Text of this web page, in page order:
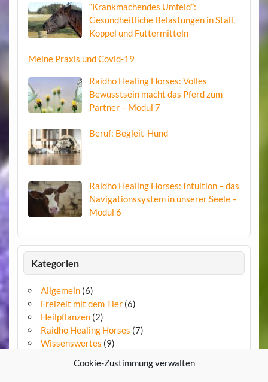
Cookie-Zustimmung verwalten
“Krankmachendes Umfeld”:
Gesundheitliche Belastungen in Stall,
Koppel und Futtermitteln
Meine Praxis und Covid-19
Raidho Healing Horses: Volles
Bewusstsein macht das Pferd zum
Partner – Modul 7
Beruf: Begleit-Hund
Raidho Healing Horses: Intuition – das
Navigationssystem in unserer Seele –
Modul 6
Kategorien
Allgemein(6)
Freizeit mit dem Tier(6)
Heilpflanzen(2)
Raidho Healing Horses (7)
Wissenswertes (9)